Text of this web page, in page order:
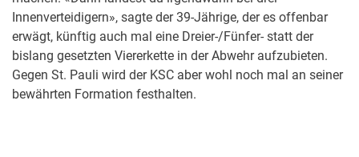
Innenverteidigern», sagte der 39-Jährige, der es offenbar
erwägt, künftig auch mal eine Dreier-/Fünfer- statt der
bislang gesetzten Viererkette in der Abwehr aufzubieten.
Gegen St. Pauli wird der KSC aber wohl noch mal an seiner
bewährten Formation festhalten.